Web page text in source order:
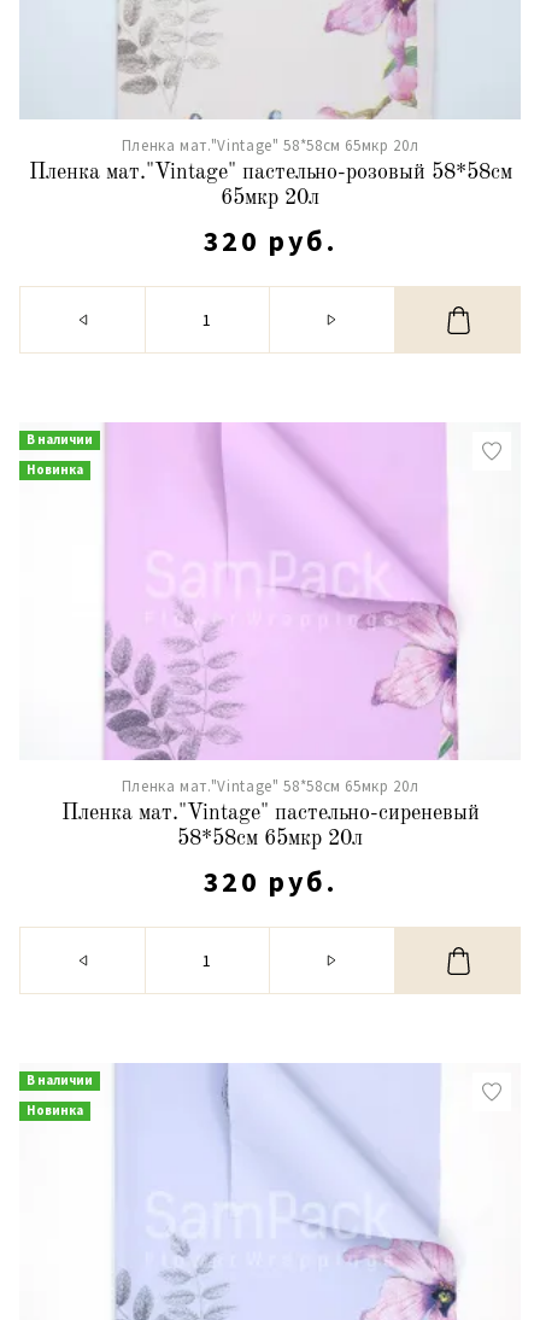
Пленка мат."Vintage" 58*58см 65мкр 20л
Пленка мат."Vintage" пастельно-розовый 58*58см
65мкр 20л
320 руб.
В наличии
Новинка
Пленка мат."Vintage" 58*58см 65мкр 20л
Пленка мат."Vintage" пастельно-сиреневый
58*58см 65мкр 20л
320 руб.
В наличии
Новинка